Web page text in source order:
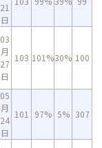
21
日
03
月
27
日
103 101%30% 100
05
月
24
日
101 97% 5% 307